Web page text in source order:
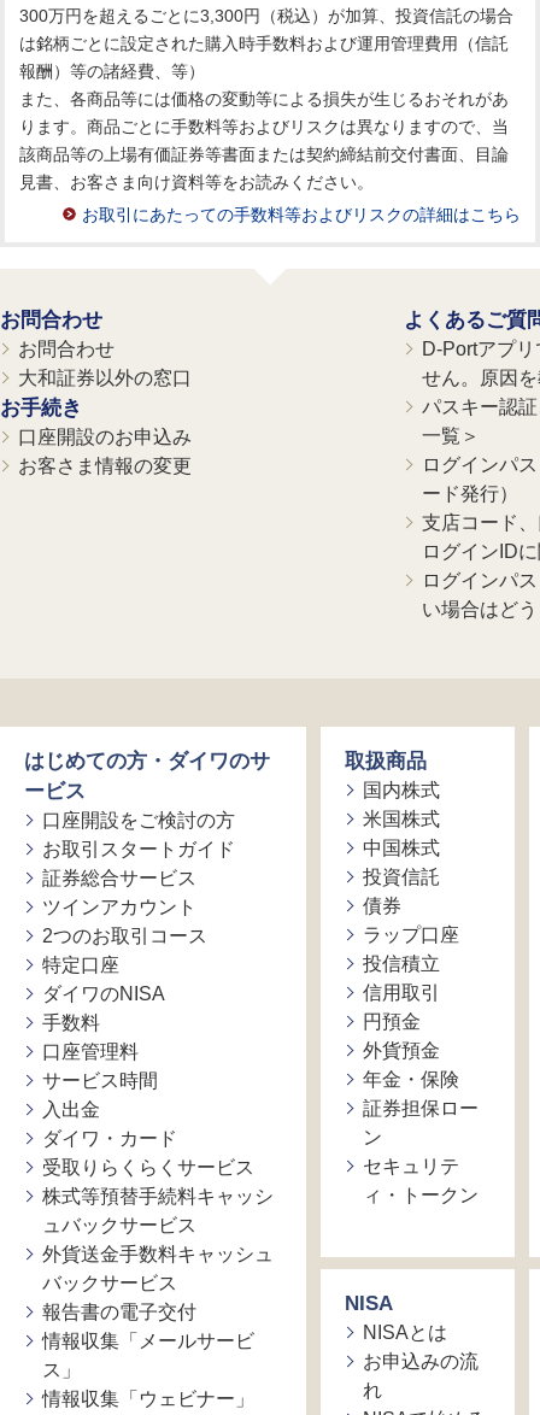
300万円を超えるごとに3,300円（税込）が加算、投資信託の場合
は銘柄ごとに設定された購入時手数料および運用管理費用（信託
報酬）等の諸経費、等）
また、各商品等には価格の変動等による損失が生じるおそれがあ
ります。商品ごとに手数料等およびリスクは異なりますので、当
該商品等の上場有価証券等書面または契約締結前交付書面、目論
見書、お客さま向け資料等をお読みください。
お取引にあたっての手数料等およびリスクの詳細はこちら
お問合わせ
お問合わせ
大和証券以外の窓口
お手続き
口座開設のお申込み
お客さま情報の変更
よくあるご質
D-Portアプ
せん。原因
パスキー認
一覧＞
ログインパ
ード発行）
支店コード
ログインID
ログインパ
い場合はど
はじめての方・ダイワのサ
ービス
口座開設をご検討の方
お取引スタートガイド
証券総合サービス
ツインアカウント
2つのお取引コース
特定口座
ダイワのNISA
手数料
口座管理料
サービス時間
入出金
ダイワ・カード
受取りらくらくサービス
株式等預替手続料キャッシ
ュバックサービス
外貨送金手数料キャッシュ
バックサービス
報告書の電子交付
情報収集「メールサービ
ス」
情報収集「ウェビナー」
取扱商品
国内株式
米国株式
中国株式
投資信託
債券
ラップ口座
投信積立
信用取引
円預金
外貨預金
年金・保険
証券担保ロー
ン
セキュリテ
ィ・トークン
NISA
NISAとは
お申込みの流
れ